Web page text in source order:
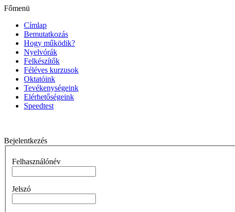
Főmenü
Címlap
Bemutatkozás
Hogy működik?
Nyelvórák
Felkészítők
Féléves kurzusok
Oktatóink
Tevékenységeink
Elérhetőségeink
Speedtest
Bejelentkezés
Felhasználónév
Jelszó